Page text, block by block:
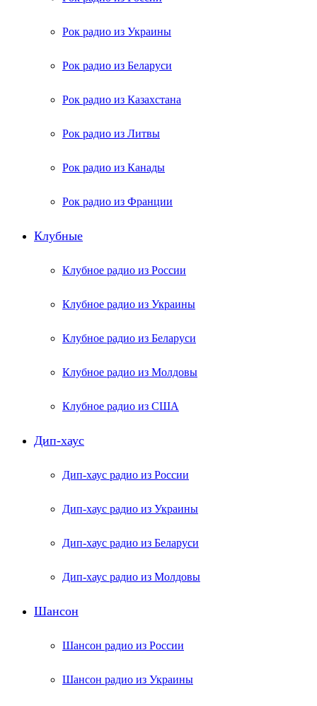
Рок радио из Украины
Рок радио из Беларуси
Рок радио из Казахстана
Рок радио из Литвы
Рок радио из Канады
Рок радио из Франции
Клубные
Клубное радио из России
Клубное радио из Украины
Клубное радио из Беларуси
Клубное радио из Молдовы
Клубное радио из США
Дип-хаус
Дип-хаус радио из России
Дип-хаус радио из Украины
Дип-хаус радио из Беларуси
Дип-хаус радио из Молдовы
Шансон
Шансон радио из России
Шансон радио из Украины